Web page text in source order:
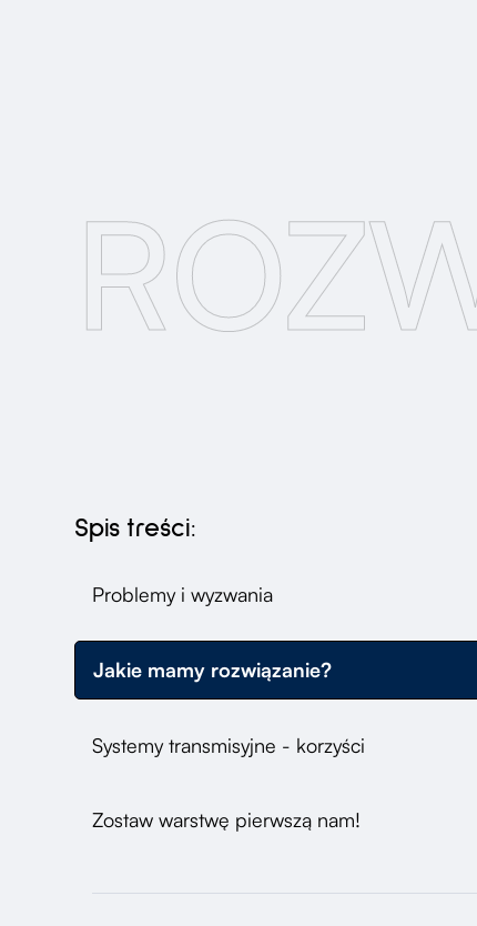
Spis treści:
Problemy i wyzwania
Jakie mamy rozwiązanie?
Systemy transmisyjne - korzyści
Zostaw warstwę pierwszą nam!